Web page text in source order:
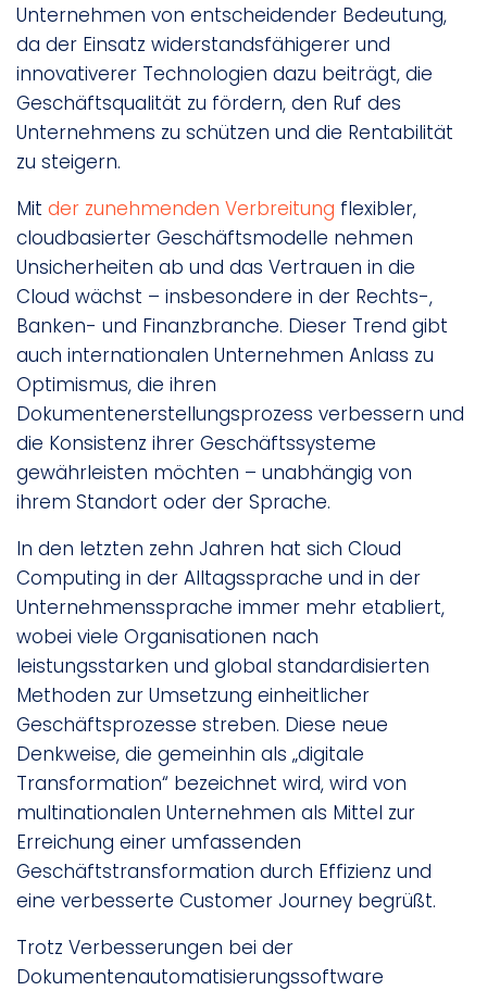
Unternehmen von entscheidender Bedeutung,
da der Einsatz widerstandsfähigerer und
innovativerer Technologien dazu beiträgt, die
Geschäftsqualität zu fördern, den Ruf des
Unternehmens zu schützen und die Rentabilität
zu steigern.
Mit der zunehmenden Verbreitung flexibler,
cloudbasierter Geschäftsmodelle nehmen
Unsicherheiten ab und das Vertrauen in die
Cloud wächst – insbesondere in der Rechts-,
Banken- und Finanzbranche. Dieser Trend gibt
auch internationalen Unternehmen Anlass zu
Optimismus, die ihren
Dokumentenerstellungsprozess verbessern und
die Konsistenz ihrer Geschäftssysteme
gewährleisten möchten – unabhängig von
ihrem Standort oder der Sprache.
In den letzten zehn Jahren hat sich Cloud
Computing in der Alltagssprache und in der
Unternehmenssprache immer mehr etabliert,
wobei viele Organisationen nach
leistungsstarken und global standardisierten
Methoden zur Umsetzung einheitlicher
Geschäftsprozesse streben. Diese neue
Denkweise, die gemeinhin als „digitale
Transformation“ bezeichnet wird, wird von
multinationalen Unternehmen als Mittel zur
Erreichung einer umfassenden
Geschäftstransformation durch Effizienz und
eine verbesserte Customer Journey begrüßt.
Trotz Verbesserungen bei der
Dokumentenautomatisierungssoftware